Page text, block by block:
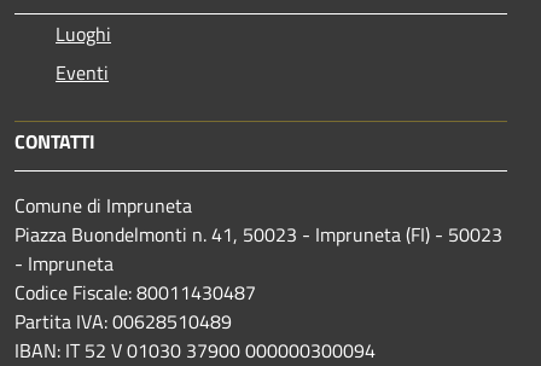
Luoghi
Eventi
CONTATTI
Comune di Impruneta
Piazza Buondelmonti n. 41, 50023 - Impruneta (FI) - 50023
- Impruneta
Codice Fiscale: 80011430487
Partita IVA: 00628510489
IBAN: IT 52 V 01030 37900 000000300094